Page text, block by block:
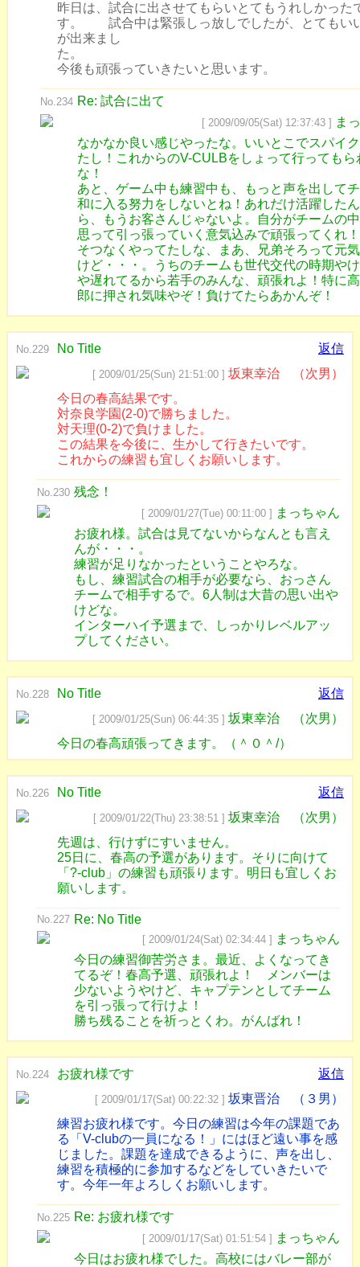
昨日は、試合に出させてもらいとてもうれしかった
す。 試合中は緊張しっ放しでしたが、とてもい
が出来まし
た
今後も頑張っていきたいと思います。
No.234 Re: 試合に出て
[ 2009/09/05(Sat) 12:37:43 ] ま
なかなか良い感じやったな。いいとこでスパイ
たし！これからのV-CULBをしょって行ってもら
な！
あと、ゲーム中も練習中も、もっと声を出して
和に入る努力をしないとね！あれだけ活躍した
ら、もうお客さんじゃないよ。自分がチームの
思って引っ張っていく意気込みで頑張ってくれ
そつなくやってたしな、まあ、兄弟そろって元
けど・・・。うちのチームも世代交代の時期や
や遅れてるから若手のみんな、頑張れよ！特に
郎に押され気味やぞ！負けてたらあかんぞ！
No.229 No Title 返信
[ 2009/01/25(Sun) 21:51:00 ] 坂東幸治 （次男）
今日の春高結果です。
対奈良学園(2-0)で勝ちました。
対天理(0-2)で負けました。
この結果を今後に、生かして行きたいです。
これからの練習も宜しくお願いします。
No.230 残念！
[ 2009/01/27(Tue) 00:11:00 ] まっちゃん
お疲れ様。試合は見てないからなんとも言え
んが・・・。
練習が足りなかったということやろな。
もし、練習試合の相手が必要なら、おっさん
チームで相手するで。6人制は大昔の思い出や
けどな。
インターハイ予選まで、しっかりレベルアッ
プしてください。
No.228 No Title 返信
[ 2009/01/25(Sun) 06:44:35 ] 坂東幸治 （次男）
今日の春高頑張ってきます。（＾０＾/）
No.226 No Title 返信
[ 2009/01/22(Thu) 23:38:51 ] 坂東幸治 （次男）
先週は、行けずにすいません。
25日に、春高の予選があります。そりに向けて
「?‐club」の練習も頑張ります。明日も宜しくお
願いします。
No.227 Re: No Title
[ 2009/01/24(Sat) 02:34:44 ] まっちゃん
今日の練習御苦労さま。最近、よくなってき
てるぞ！春高予選、頑張れよ！ メンバーは
少ないようやけど、キャプテンとしてチーム
を引っ張って行けよ！
勝ち残ることを祈っとくわ。がんばれ！
No.224 お疲れ様です 返信
[ 2009/01/17(Sat) 00:22:32 ] 坂東晋治 （３男）
練習お疲れ様です。今日の練習は今年の課題であ
る「V-clubの一員になる！」にはほど遠い事を感
じました。課題を達成できるように、声を出し、
練習を積極的に参加するなどをしていきたいで
す。今年一年よろしくお願いします。
No.225 Re: お疲れ様です
[ 2009/01/17(Sat) 01:51:54 ] まっちゃん
今日はお疲れ様でした。高校にはバレー部が